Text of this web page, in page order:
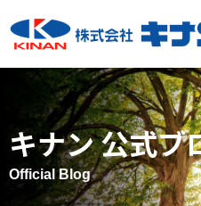
キナン 公式ブ
Official Blog